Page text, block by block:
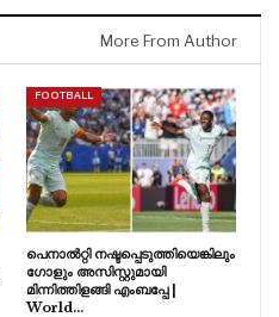
More From Author
FOOTBALL
പെനാൽറ്റി നഷ്ടപ്പെടുത്തിയെങ്കിലും
ഗോളും അസിസ്റ്റുമായി
മിന്നിത്തിളങ്ങി എംബപ്പേ |
World…